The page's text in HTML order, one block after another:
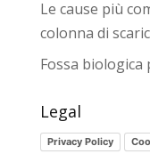
Le cause più
colonna di
Fossa biologica
Legal
Privacy Policy